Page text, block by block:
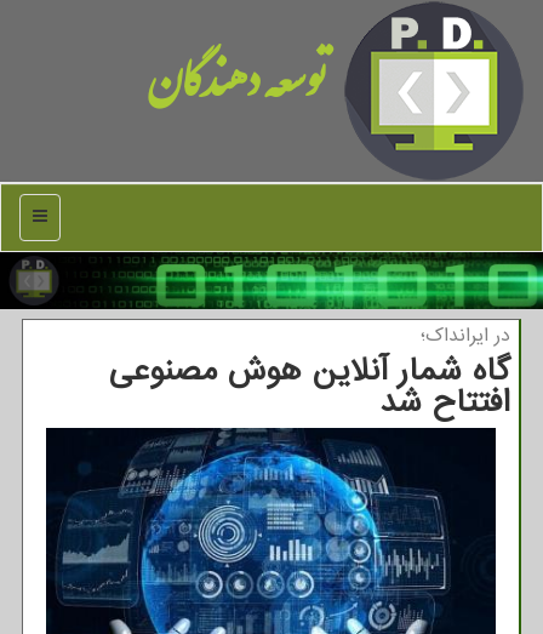
توسعه دهندگان
منو
در ایرانداك؛
گاه شمار آنلاین هوش مصنوعی
افتتاح شد